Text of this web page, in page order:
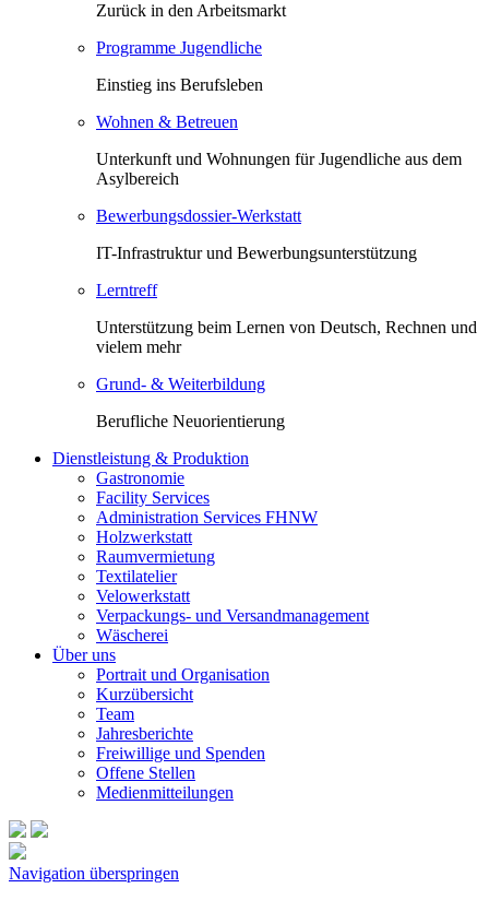
Zurück in den Arbeitsmarkt
Programme Jugendliche
Einstieg ins Berufsleben
Wohnen & Betreuen
Unterkunft und Wohnungen für Jugendliche aus dem
Asylbereich
Bewerbungsdossier-Werkstatt
IT-Infrastruktur und Bewerbungsunterstützung
Lerntreff
Unterstützung beim Lernen von Deutsch, Rechnen und
vielem mehr
Grund- & Weiterbildung
Berufliche Neuorientierung
Dienstleistung & Produktion
Gastronomie
Facility Services
Administration Services FHNW
Holzwerkstatt
Raumvermietung
Textilatelier
Velowerkstatt
Verpackungs- und Versandmanagement
Wäscherei
Über uns
Portrait und Organisation
Kurzübersicht
Team
Jahresberichte
Freiwillige und Spenden
Offene Stellen
Medienmitteilungen
Navigation überspringen